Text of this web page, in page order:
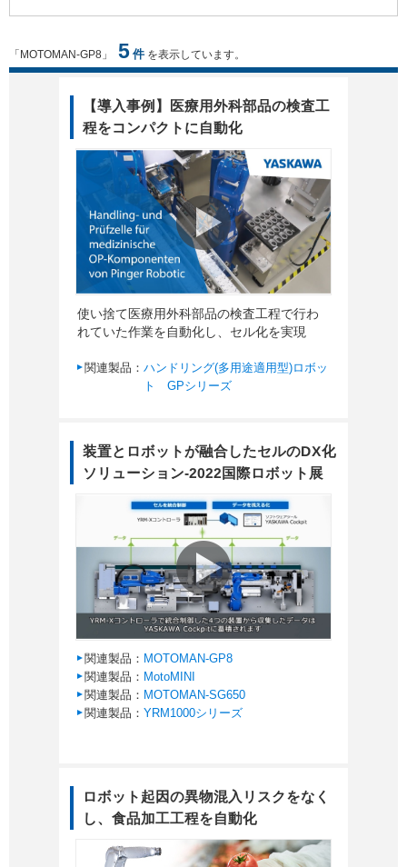
「MOTOMAN-GP8」 5 件 を表示しています。
【導入事例】医療用外科部品の検査工
程をコンパクトに自動化
使い捨て医療用外科部品の検査工程で行わ
れていた作業を自動化し、セル化を実現
関連製品： ハンドリング(多用途適用型)ロボッ
ト GPシリーズ
装置とロボットが融合したセルのDX化
ソリューション-2022国際ロボット展
関連製品： MOTOMAN-GP8
関連製品： MotoMINI
関連製品： MOTOMAN-SG650
関連製品： YRM1000シリーズ
ロボット起因の異物混入リスクをなく
し、食品加工工程を自動化